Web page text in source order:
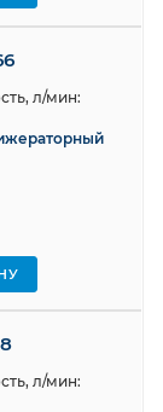
л/мин:
л/мин: